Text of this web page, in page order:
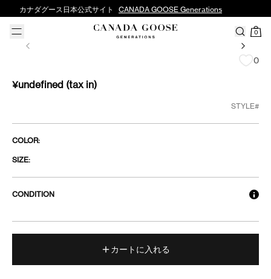
カナダグース日本公式サイト CANADA GOOSE Generations
0
0
¥undefined (tax in)
STYLE#
COLOR:
SIZE:
CONDITION
カートに入れる